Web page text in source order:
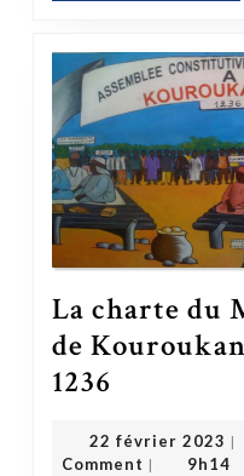
La charte du
de
1236
22 février 2023 22
|
Comment | 9h14